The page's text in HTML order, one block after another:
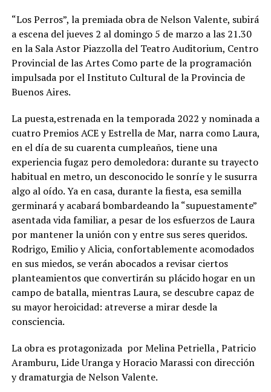
“Los Perros”, la premiada obra de Nelson Valente, subirá
a escena del jueves 2 al domingo 5 de marzo a las 21.30
en la Sala Astor Piazzolla del Teatro Auditorium, Centro
Provincial de las Artes Como parte de la programación
impulsada por el Instituto Cultural de la Provincia de
Buenos Aires.
La puesta,estrenada en la temporada 2022 y nominada a
cuatro Premios ACE y Estrella de Mar, narra como Laura,
en el día de su cuarenta cumpleaños, tiene una
experiencia fugaz pero demoledora: durante su trayecto
habitual en metro, un desconocido le sonríe y le susurra
algo al oído. Ya en casa, durante la fiesta, esa semilla
germinará y acabará bombardeando la “supuestamente”
asentada vida familiar, a pesar de los esfuerzos de Laura
por mantener la unión con y entre sus seres queridos.
Rodrigo, Emilio y Alicia, confortablemente acomodados
en sus miedos, se verán abocados a revisar ciertos
planteamientos que convertirán su plácido hogar en un
campo de batalla, mientras Laura, se descubre capaz de
su mayor heroicidad: atreverse a mirar desde la
consciencia.
La obra es protagonizada por Melina Petriella , Patricio
Aramburu, Lide Uranga y Horacio Marassi con dirección
y dramaturgia de Nelson Valente.